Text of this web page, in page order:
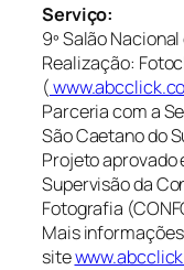
Serviço:
9º Salão
Realização:
(
Parceria com a
São Caetano do
Projeto aprovado
Supervisão da
Fotografia
Mais
site